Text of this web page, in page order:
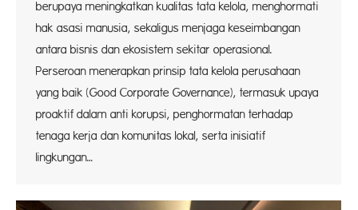
berupaya meningkatkan kualitas tata kelola, menghormati
hak asasi manusia, sekaligus menjaga keseimbangan
antara bisnis dan ekosistem sekitar operasional.
Perseroan menerapkan prinsip tata kelola perusahaan
yang baik (Good Corporate Governance), termasuk upaya
proaktif dalam anti korupsi, penghormatan terhadap
tenaga kerja dan komunitas lokal, serta inisiatif
lingkungan…